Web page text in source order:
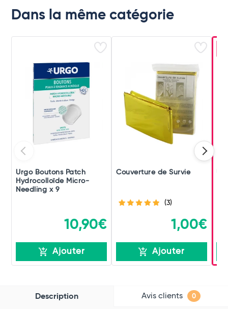
Dans la même catégorie
Urgo Boutons Patch
Hydrocolloïde Micro-
Needling x 9
10,90€
Ajouter
Couverture de Survie
(3)
1,00€
Ajouter
Description Avis clients 0